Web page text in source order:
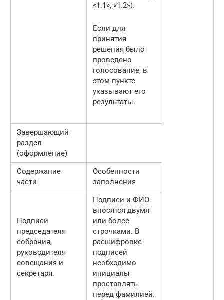
«1.1», «1.2»).
Если для
принятия
решения было
проведено
голосование, в
этом пункте
указывают его
результаты.
Завершающий
раздел
(оформление)
Содержание
части
Особенности
заполнения
Подписи
председателя
собрания,
руководителя
совещания и
секретаря.
Подписи и ФИО
вносятся двумя
или более
строчками. В
расшифровке
подписей
необходимо
инициалы
проставлять
перед фамилией.